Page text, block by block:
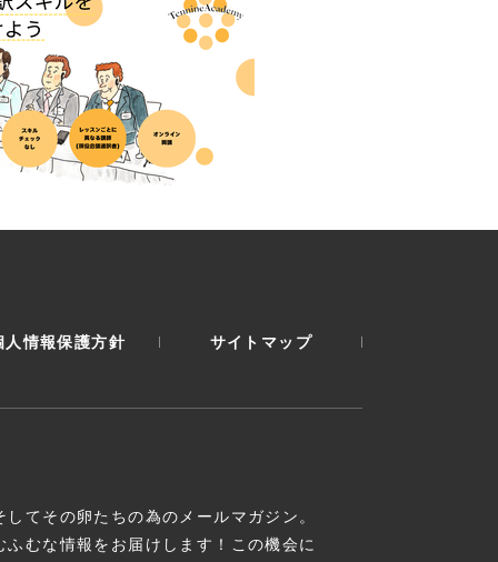
人情報保護方針 サイトマップ
てその卵たちの為のメールマガジン。
ふむな情報をお届けします！この機会に